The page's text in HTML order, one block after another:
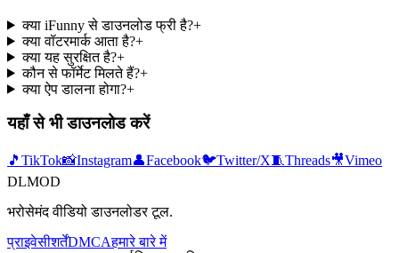
क्या iFunny से डाउनलोड फ्री है?+
क्या वॉटरमार्क आता है?+
क्या यह सुरक्षित है?+
कौन से फॉर्मेट मिलते हैं?+
क्या ऐप डालना होगा?+
यहाँ से भी डाउनलोड करें
🎵 TikTok📸Instagram👤Facebook🐦Twitter/X🧵Threads🎥Vimeo
DLMOD
भरोसेमंद वीडियो डाउनलोडर टूल.
प्राइवेसीशर्तेंDMCAहमारे बारे में